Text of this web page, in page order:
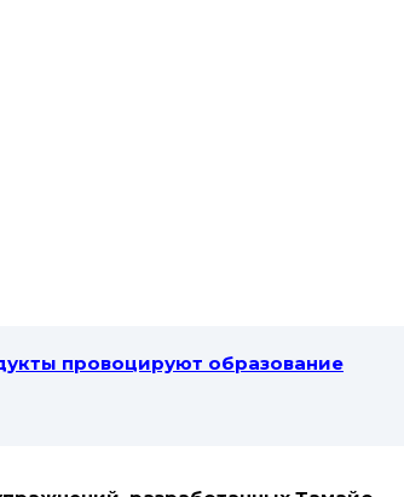
провоцируют образование